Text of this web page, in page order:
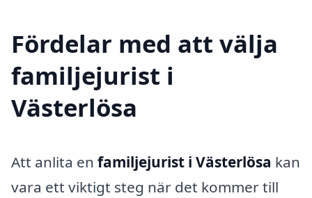
Fördelar med att välja
familjejurist i
Västerlösa
Att anlita en familjejurist i Västerlösa kan
vara ett viktigt steg när det kommer till